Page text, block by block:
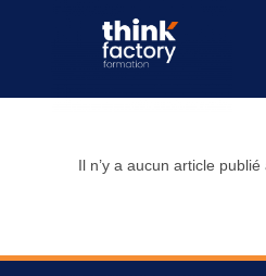
Il n’y a aucun article